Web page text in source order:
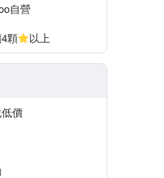
自營
顆
以上
價